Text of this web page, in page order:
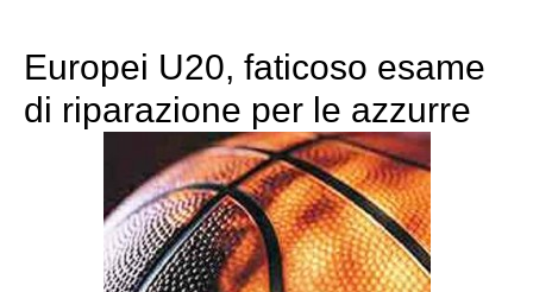
Europei U20, faticoso esame
di riparazione per le azzurre